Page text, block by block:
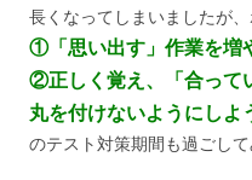
長くなってしまいましたが、
①「思い出す」作業を増
②正しく覚え、「合って
丸を付けないようにしよ
のテスト対策期間も過ごして